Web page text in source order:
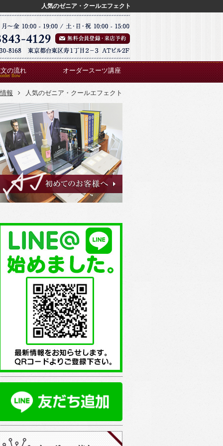
人気のゼニア・クールエフェクト
の流れ オーダースーツ講座
報 人気のゼニア・クールエフェクト